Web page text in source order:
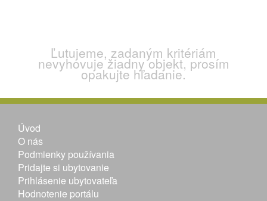
Ľutujeme, zadaným kritériám
nevyhovuje žiadny objekt, prosím
opakujte hľadanie.
Úvod
O nás
Podmienky používania
Pridajte si ubytovanie
Prihlásenie ubytovateľa
Hodnotenie portálu